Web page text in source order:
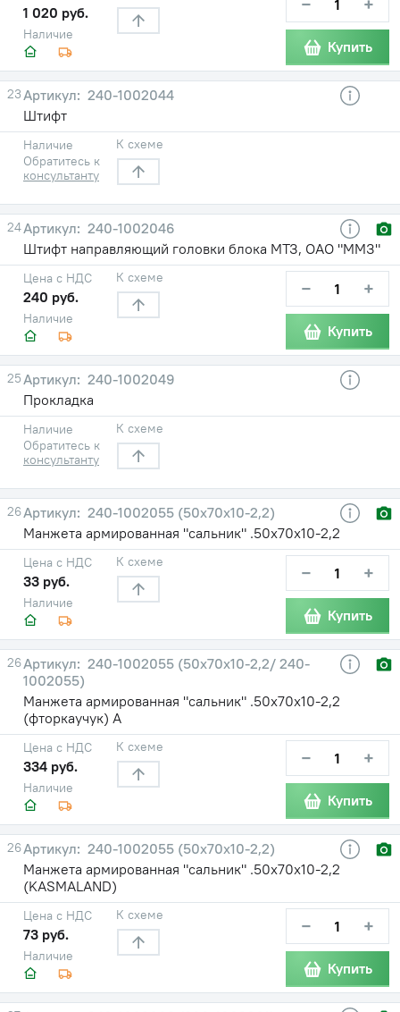
Наличие
1 020 руб.
Купить
23
240-1002044
Штифт
Наличие
Обратитесь к
консультанту
К схеме
24
240-1002046
Штифт направляющий головки блока МТЗ, ОАО "ММЗ"
Наличие
Цена с НДС
240 руб.
К схеме − +
Купить
25
240-1002049
Прокладка
Наличие
Обратитесь к
консультанту
К схеме
26
240-1002055 (50х70х10-2,2)
Манжета армированная "сальник" .50х70х10-2,2
Наличие
Цена с НДС
33 руб.
К схеме − +
Купить
26
240-1002055 (50х70х10-2,2/ 240-
1002055)
Манжета армированная "сальник" .50х70х10-2,2
(фторкаучук) А
Наличие
Цена с НДС
334 руб.
К схеме − +
Купить
26
240-1002055 (50х70х10-2,2)
Манжета армированная "сальник" .50х70х10-2,2
(KASMALAND)
Наличие
Цена с НДС
73 руб.
К схеме − +
Купить